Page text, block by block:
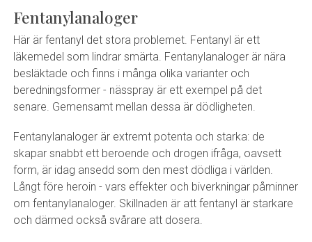
Fentanylanaloger
Här är fentanyl det stora problemet. Fentanyl är ett
läkemedel som lindrar smärta. Fentanylanaloger är nära
besläktade och finns i många olika varianter och
beredningsformer - nässpray är ett exempel på det
senare. Gemensamt mellan dessa är dödligheten.
Fentanylanaloger är extremt potenta och starka: de
skapar snabbt ett beroende och drogen ifråga, oavsett
form, är idag ansedd som den mest dödliga i världen.
Långt före heroin - vars effekter och biverkningar påminner
om fentanylanaloger. Skillnaden är att fentanyl är starkare
och därmed också svårare att dosera.